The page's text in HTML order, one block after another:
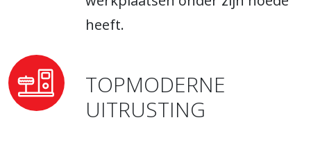
heeft.
TOPMODERNE
UITRUSTING